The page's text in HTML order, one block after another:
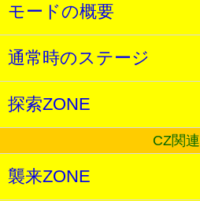
モードの概要
通常時のステージ
探索ZONE
CZ関連
襲来ZONE